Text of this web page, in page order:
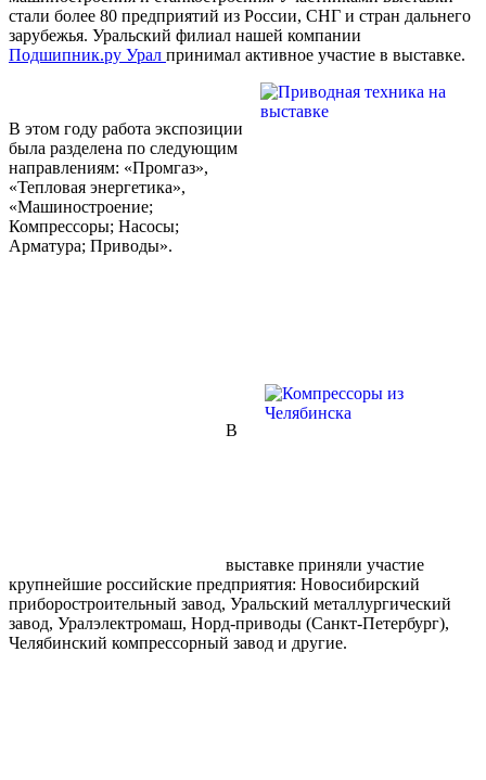
стали более 80 предприятий из России, СНГ и стран дальнего
зарубежья. Уральский филиал нашей компании
Подшипник.ру Урал принимал активное участие в выставке.
В этом году работа экспозиции
была разделена по следующим
направлениям: «Промгаз»,
«Тепловая энергетика»,
«Машиностроение;
Компрессоры; Насосы;
Арматура; Приводы».
В
выставке приняли участие
крупнейшие российские предприятия: Новосибирский
приборостроительный завод, Уральский металлургический
завод, Уралэлектромаш, Норд-приводы (Санкт-Петербург),
Челябинский компрессорный завод и другие.